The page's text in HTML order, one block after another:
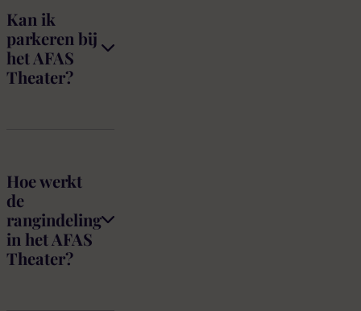
Kan ik
parkeren bij
het AFAS
Theater?
Hoe werkt
de
rangindeling
in het AFAS
Theater?